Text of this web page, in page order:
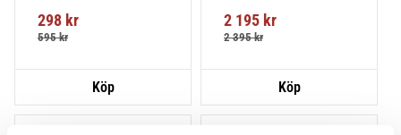
montering på din bil.
298 kr
595kr
2 195 kr
2 395kr